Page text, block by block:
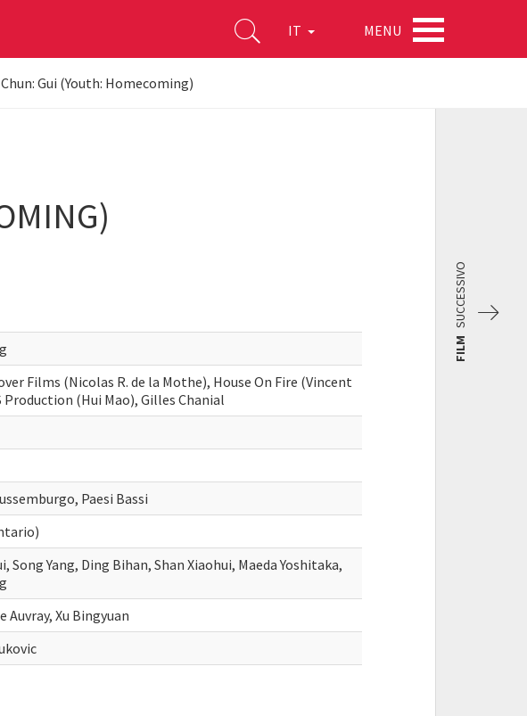
IT MENU
Gui (Youth: Homecoming)
Films (Nicolas R. de la Mothe), House On Fire (Vincent
Production (Hui Mao), Gilles Chanial
Paesi Bassi
Song Yang, Ding Bihan, Shan Xiaohui, Maeda Yoshitaka,
Auvray, Xu Bingyuan
FILM
SUCCESSIVO